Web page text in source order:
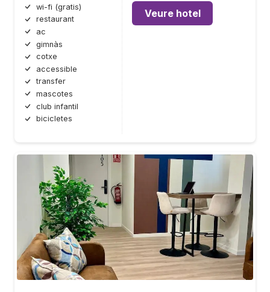
wi-fi (gratis)
restaurant
ac
gimnàs
cotxe
accessible
transfer
mascotes
club infantil
bicicletes
Veure hotel